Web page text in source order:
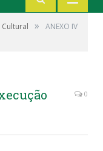
Cultural »
ANEXO IV
0